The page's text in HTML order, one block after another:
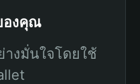
องคุณ
งมั่นใจโดยใช้